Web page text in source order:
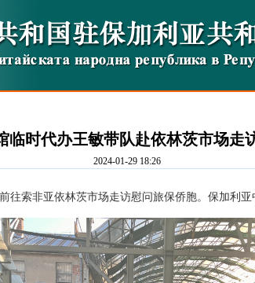
临时代办王敏带队赴依林茨市场走
2024-01-29 18:26
往索非亚依林茨市场走访慰问旅保侨胞。保加利亚